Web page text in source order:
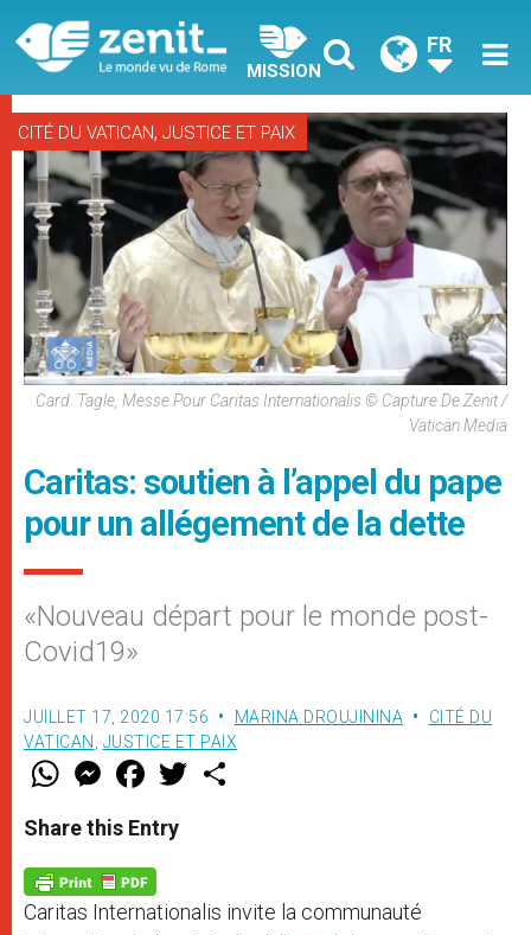
MISSION
FR
CITÉ DU VATICAN, JUSTICE ET PAIX
Card. Tagle, Messe Pour Caritas Internationalis © Capture De Zenit /
Vatican Media
Caritas: soutien à l’appel du pape
pour un allégement de la dette
«Nouveau départ pour le monde post-
Covid19»
JUILLET 17, 2020 17:56 MARINA DROUJININA
CITÉ DU
VATICAN JUSTICE ET PAIX
W
t
s
p
p
M
e
s
e
g
e
r
F
a
e
b
o
k
w
Share this Entry
Caritas Internationalis invite la communauté